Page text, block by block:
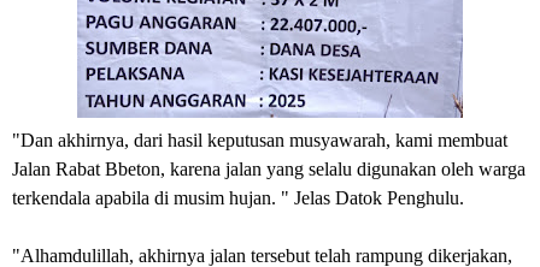
"Dan akhirnya, dari hasil keputusan musyawarah, kami membuat
Jalan Rabat Bbeton, karena jalan yang selalu digunakan oleh warga
terkendala apabila di musim hujan. " Jelas Datok Penghulu.
"Alhamdulillah, akhirnya jalan tersebut telah rampung dikerjakan,